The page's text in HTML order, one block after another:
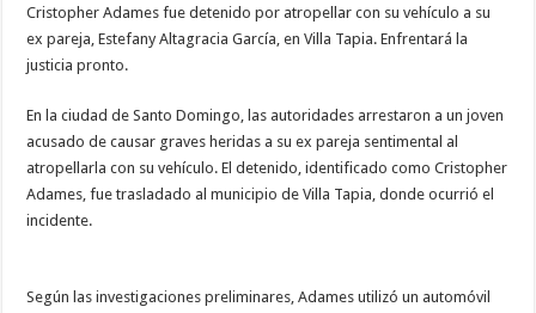
Cristopher Adames fue detenido por atropellar con su vehículo a su
ex pareja, Estefany Altagracia García, en Villa Tapia. Enfrentará la
justicia pronto.
En la ciudad de Santo Domingo, las autoridades arrestaron a un joven
acusado de causar graves heridas a su ex pareja sentimental al
atropellarla con su vehículo. El detenido, identificado como Cristopher
Adames, fue trasladado al municipio de Villa Tapia, donde ocurrió el
incidente.
Según las investigaciones preliminares, Adames utilizó un automóvil